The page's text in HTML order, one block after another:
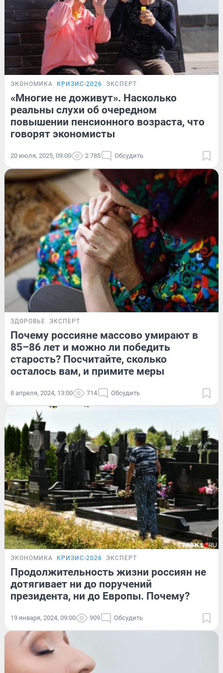
ЭКОНОМИКА КРИЗИС-2026 ЭКСПЕРТ
«Многие не доживут». Насколько
реальны слухи об очередном
повышении пенсионного возраста, что
говорят экономисты
20 июля, 2025, 09:00 2 785 Обсудить
ЗДОРОВЬЕ ЭКСПЕРТ
Почему россияне массово умирают в
85–86 лет и можно ли победить
старость? Посчитайте, сколько
осталось вам, и примите меры
8 апреля, 2024, 13:00 714 Обсудить
ЭКОНОМИКА КРИЗИС-2026 ЭКСПЕРТ
Продолжительность жизни россиян не
дотягивает ни до поручений
президента, ни до Европы. Почему?
19 января, 2024, 09:00 909 Обсудить